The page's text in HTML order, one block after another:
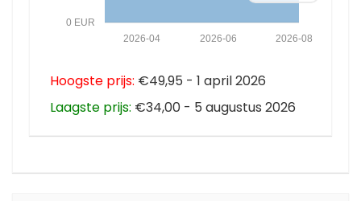
0 EUR
2026-08
2026-06
2026-04
Hoogste prijs: €49,95 - 1 april 2026
Laagste prijs: €34,00 - 5 augustus 2026